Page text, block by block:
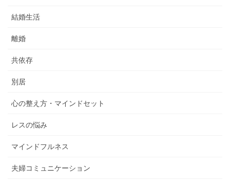
結婚生活
離婚
共依存
別居
心の整え方・マインドセット
レスの悩み
マインドフルネス
夫婦コミュニケーション